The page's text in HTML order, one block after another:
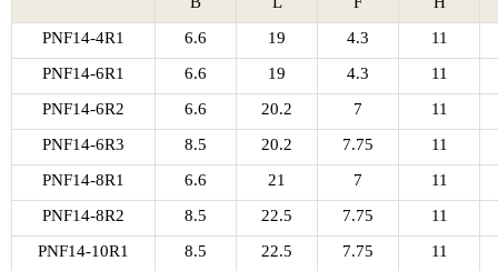
PNF14-4R1
6.6 19 4.3
11
PNF14-6R1
6.6 19 4.3
11
PNF14-6R2
6.6 20.2 7
11
PNF14-6R3
8.5 20.2 7.75
11
PNF14-8R1
6.6 21 7
11
PNF14-8R2
8.5 22.5 7.75
11
PNF14-10R1
8.5 22.5 7.75
11